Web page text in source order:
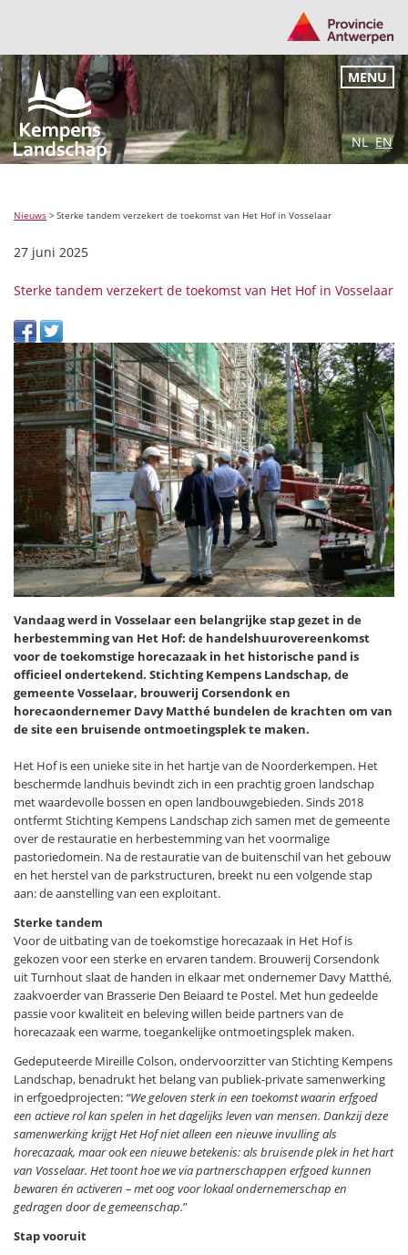
NL EN
MENU
Nieuws >Sterke tandem verzekert de toekomst van Het Hof in Vosselaar
27 juni 2025
Sterke tandem verzekert de toekomst van Het Hof in Vosselaar
Vandaag werd in Vosselaar een belangrijke stap gezet in de
herbestemming van Het Hof: de handelshuurovereenkomst
voor de toekomstige horecazaak in het historische pand is
officieel ondertekend. Stichting Kempens Landschap, de
gemeente Vosselaar, brouwerij Corsendonk en
horecaondernemer Davy Matthé bundelen de krachten om van
de site een bruisende ontmoetingsplek te maken.
Het Hof is een unieke site in het hartje van de Noorderkempen. Het
beschermde landhuis bevindt zich in een prachtig groen landschap
met waardevolle bossen en open landbouwgebieden. Sinds 2018
ontfermt Stichting Kempens Landschap zich samen met de gemeente
over de restauratie en herbestemming van het voormalige
pastoriedomein. Na de restauratie van de buitenschil van het gebouw
en het herstel van de parkstructuren, breekt nu een volgende stap
aan: de aanstelling van een exploitant.
Sterke tandem
Voor de uitbating van de toekomstige horecazaak in Het Hof is
gekozen voor een sterke en ervaren tandem. Brouwerij Corsendonk
uit Turnhout slaat de handen in elkaar met ondernemer Davy Matthé,
zaakvoerder van Brasserie Den Beiaard te Postel. Met hun gedeelde
passie voor kwaliteit en beleving willen beide partners van de
horecazaak een warme, toegankelijke ontmoetingsplek maken.
Gedeputeerde Mireille Colson, ondervoorzitter van Stichting Kempens
Landschap, benadrukt het belang van publiek-private samenwerking
in erfgoedprojecten: “We geloven sterk in een toekomst waarin erfgoed
een actieve rol kan spelen in het dagelijks leven van mensen. Dankzij deze
samenwerking krijgt Het Hof niet alleen een nieuwe invulling als
horecazaak, maar ook een nieuwe betekenis: als bruisende plek in het hart
van Vosselaar. Het toont hoe we via partnerschappen erfgoed kunnen
bewaren én activeren – met oog voor lokaal ondernemerschap en
gedragen door de gemeenschap.”
Stap vooruit